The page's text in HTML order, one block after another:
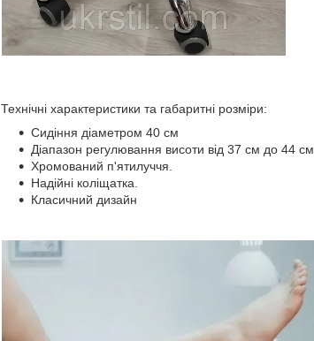
Технічні характеристики та габаритні розміри:
Сидіння діаметром 40 см
Діапазон регулювання висоти від 37 см до 44 см.
Хромований п'ятилуччя.
Надійні коліщатка.
Класичний дизайн